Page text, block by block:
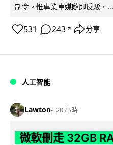
制令。惟專業車媒隨即反駁，...
531 243 ↗ 分享
人工智能
Lawton 20 小時
微軟刪走 32GB